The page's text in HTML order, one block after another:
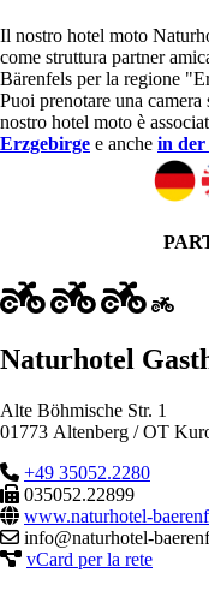
Il nostro hotel moto
come struttura partner
Bärenfels per la regione
Puoi prenotare una
nostro hotel moto è
Erzgebirge e anche in der
Naturhotel
Alte Böhmische Str. 1
01773 Altenberg / OT
+49 35052.2280
035052.22899
www.naturhotel-
info@naturhotel-
vCard per la rete